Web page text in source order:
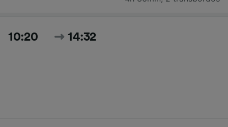
10:20 14:32